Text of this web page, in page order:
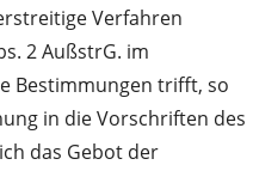
Verfahren
2 AußstrG. im
Bestimmungen trifft, so
in die Vorschriften des
das Gebot der